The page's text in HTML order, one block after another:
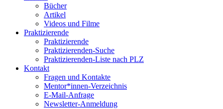
Bücher
Artikel
Videos und Filme
Praktizierende
Praktizierende
Praktizierenden-Suche
Praktizierenden-Liste nach PLZ
Kontakt
Fragen und Kontakte
Mentor*innen-Verzeichnis
E-Mail-Anfrage
Newsletter-Anmeldung